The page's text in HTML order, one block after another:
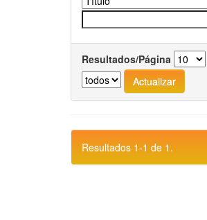
Resultados/Página
Resultados 1-1 de 1.